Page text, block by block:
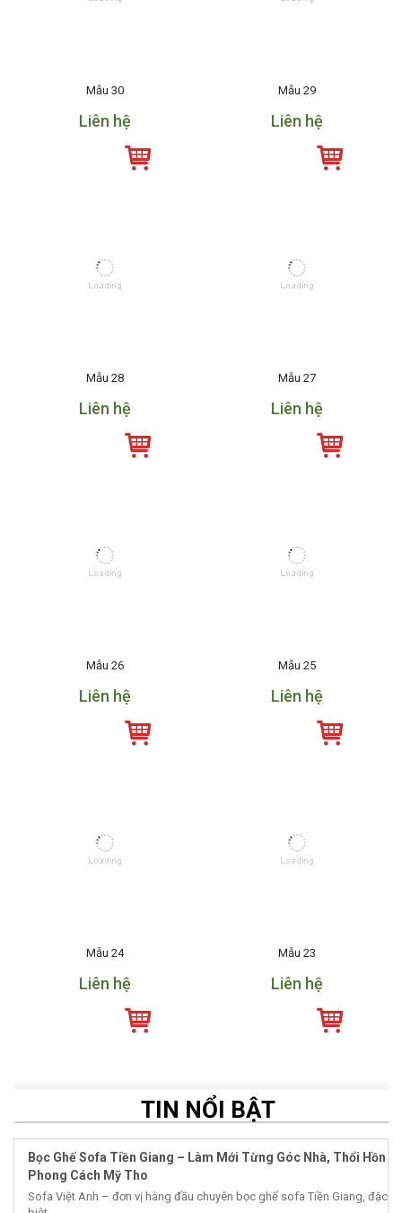
Mẫu 30
Liên hệ
Mẫu 29
Liên hệ
Mẫu 28
Liên hệ
Mẫu 27
Liên hệ
Mẫu 26
Liên hệ
Mẫu 25
Liên hệ
Mẫu 24
Liên hệ
Mẫu 23
Liên hệ
TIN NỔI BẬT
Bọc Ghế Sofa Tiền Giang – Làm Mới Từng Góc Nhà, Thổi Hồn
Phong Cách Mỹ Tho
Sofa Việt Anh – đơn vị hàng đầu chuyên bọc ghế sofa Tiền Giang, đặc